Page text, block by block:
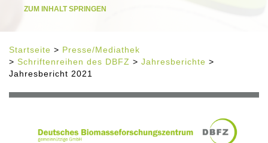
ZUM INHALT SPRINGEN
Startseite > Presse/Mediathek
> Schriftenreihen des DBFZ > Jahresberichte >
Jahresbericht 2021